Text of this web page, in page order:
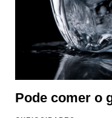
Pode comer o